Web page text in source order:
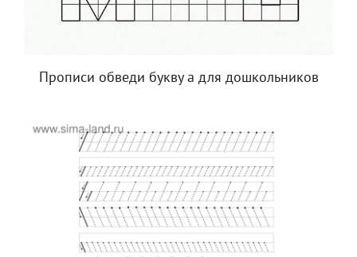
Прописи обведи букву а для дошкольников